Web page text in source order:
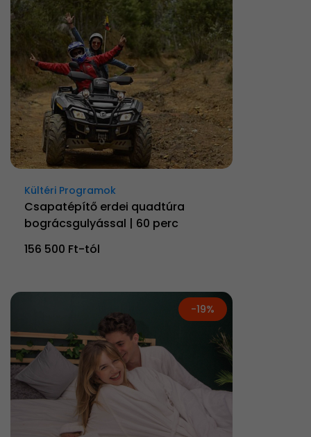
Kültéri Programok
Csapatépítő erdei quadtúra
bográcsgulyással | 60 perc
156 500 Ft-tól
-19%